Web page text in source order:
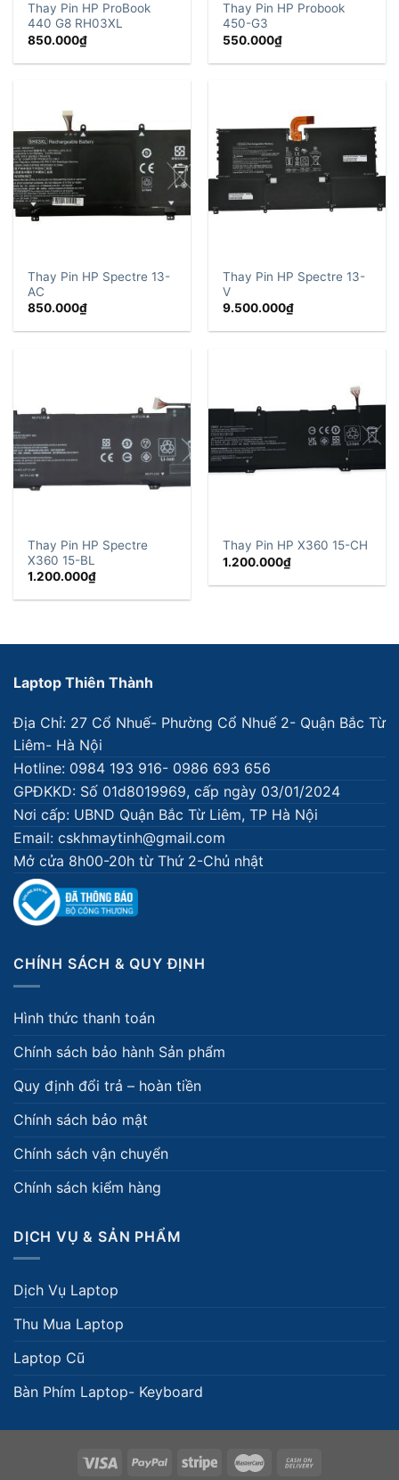
Thay Pin HP ProBook
440 G8 RH03XL
850.000₫
Thay Pin HP Probook
450-G3
550.000₫
Thay Pin HP Spectre 13-
AC
850.000₫
Thay Pin HP Spectre 13-
V
9.500.000₫
Thay Pin HP Spectre
X360 15-BL
1.200.000₫
Thay Pin HP X360 15-CH
1.200.000₫
Laptop Thiên Thành
Địa Chỉ: 27 Cổ Nhuế- Phường Cổ Nhuế 2- Quận Bắc Từ
Liêm- Hà Nội
Hotline: 0984 193 916- 0986 693 656
GPĐKKD: Số 01d8019969, cấp ngày 03/01/2024
Nơi cấp: UBND Quận Bắc Từ Liêm, TP Hà Nội
Email: cskhmaytinh@gmail.com
Mở cửa 8h00-20h từ Thứ 2-Chủ nhật
CHÍNH SÁCH & QUY ĐỊNH
Hình thức thanh toán
Chính sách bảo hành Sản phẩm
Quy định đổi trả – hoàn tiền
Chính sách bảo mật
Chính sách vận chuyển
Chính sách kiểm hàng
DỊCH VỤ & SẢN PHẨM
Dịch Vụ Laptop
Thu Mua Laptop
Laptop Cũ
Bàn Phím Laptop- Keyboard